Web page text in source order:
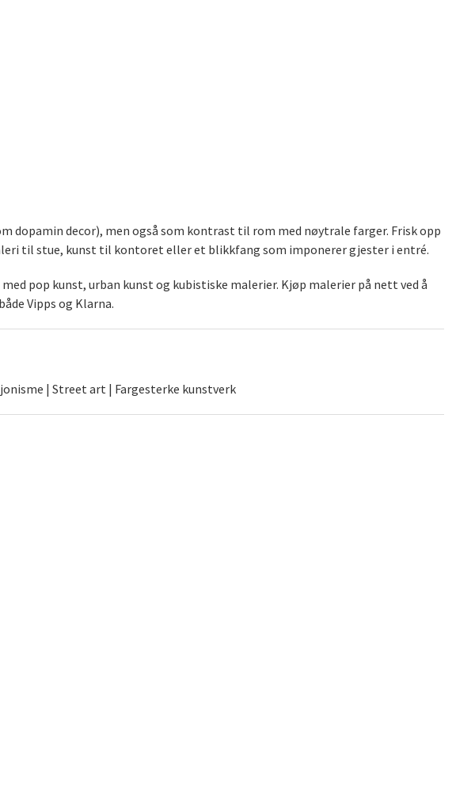
decor), men også som kontrast til rom med nøytrale farger. Frisk opp
til stue, kunst til kontoret eller et blikkfang som imponerer gjester i entré.
pop kunst, urban kunst og kubistiske malerier. Kjøp malerier på nett ved å
Vipps og Klarna.
| Street art | Fargesterke kunstverk